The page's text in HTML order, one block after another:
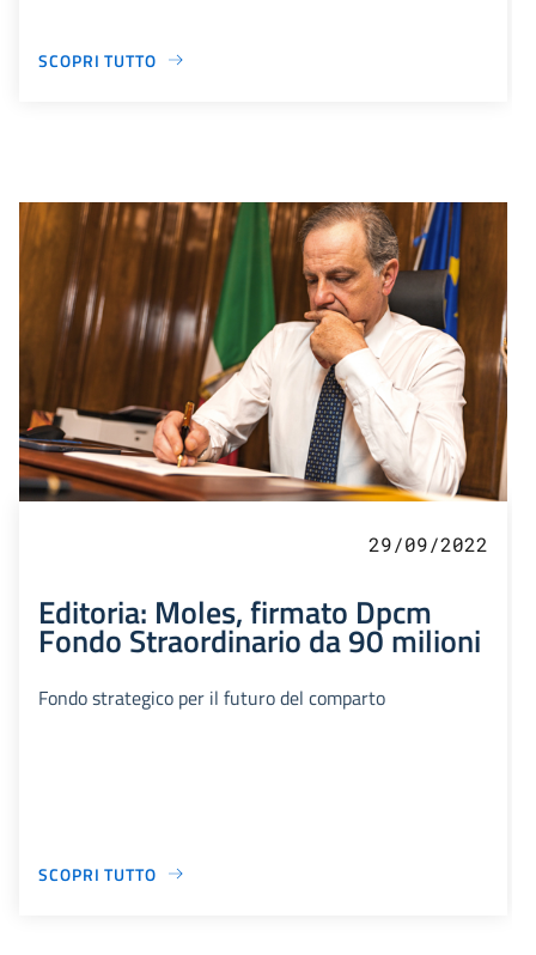
SCOPRI TUTTO
29/09/2022
Editoria: Moles, firmato Dpcm
Fondo Straordinario da 90 milioni
Fondo strategico per il futuro del comparto
SCOPRI TUTTO